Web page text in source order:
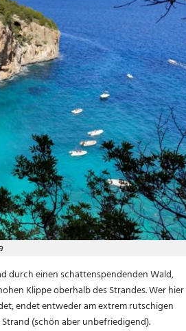
durch einen schattenspendenden Wald,
Klippe oberhalb des Strandes. Wer hier
endet entweder am extrem rutschigen
(schön aber unbefriedigend).